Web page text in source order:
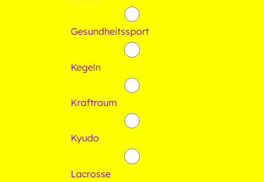
Gesundheitssport
Kegeln
Kraftraum
Kyudo
Lacrosse